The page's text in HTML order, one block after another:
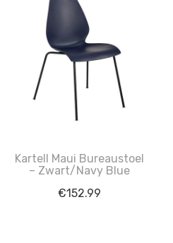
Kartell Maui Bureaustoel
– Zwart/Navy Blue
€152.99